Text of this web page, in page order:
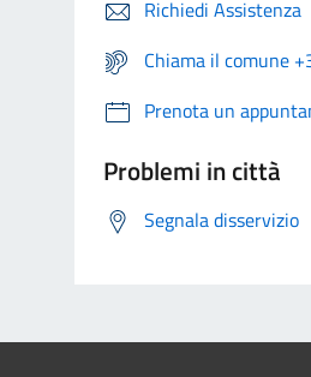
Richiedi Assistenza
Chiama il comune
Prenota un
Problemi in città
Segnala disservizio